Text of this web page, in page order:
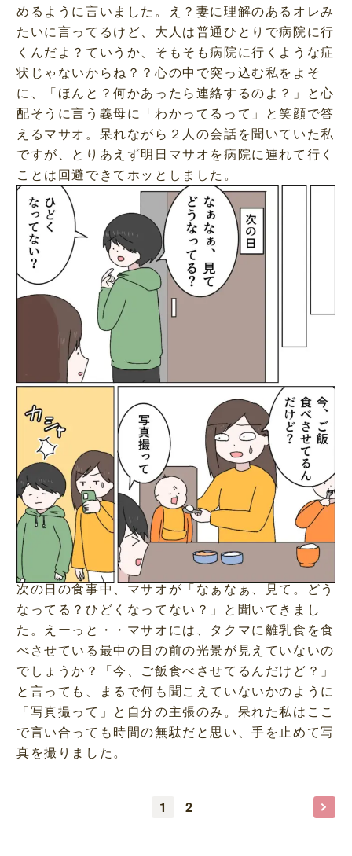
めるように言いました。え？妻に理解のあるオレみ
たいに言ってるけど、大人は普通ひとりで病院に行
くんだよ？ていうか、そもそも病院に行くような症
状じゃないからね？？心の中で突っ込む私をよそ
に、「ほんと？何かあったら連絡するのよ？」と心
配そうに言う義母に「わかってるって」と笑顔で答
えるマサオ。呆れながら２人の会話を聞いていた私
ですが、とりあえず明日マサオを病院に連れて行く
ことは回避できてホッとしました。
次の日の食事中、マサオが「なぁなぁ、見て。どう
なってる？ひどくなってない？」と聞いてきまし
た。えーっと・・マサオには、タクマに離乳食を食
べさせている最中の目の前の光景が見えていないの
でしょうか？「今、ご飯食べさせてるんだけど？」
と言っても、まるで何も聞こえていないかのように
「写真撮って」と自分の主張のみ。呆れた私はここ
で言い合っても時間の無駄だと思い、手を止めて写
真を撮りました。
1 2